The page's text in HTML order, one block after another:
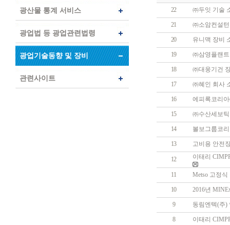
광산물 통계 서비스
광업법 등 광업관련법령
광업기술동향 및 장비
관련사이트
22 ㈜두잇 기술
21 ㈜소암컨설
20 유니맥 장비
19 ㈜삼영플랜
18 ㈜대웅기건
17 ㈜혜인 회사
16 에피록코리
15 ㈜수산세보
14 볼보그룹코
13 고비용 안전
12 이태리
11 Metso 고정
10 2016년
9 동림엔텍(주)
8 이태리